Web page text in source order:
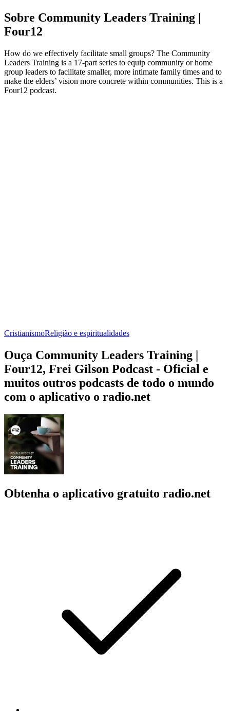
Sobre Community Leaders Training |
Four12
How do we effectively facilitate small groups? The Community
Leaders Training is a 17-part series to equip community or home
group leaders to facilitate smaller, more intimate family times and to
make the elders’ vision more concrete within communities. This is a
Four12 podcast.
CristianismoReligião e espiritualidades
Ouça Community Leaders Training |
Four12, Frei Gilson Podcast - Oficial e
muitos outros podcasts de todo o mundo
com o aplicativo o radio.net
Obtenha o aplicativo gratuito radio.net